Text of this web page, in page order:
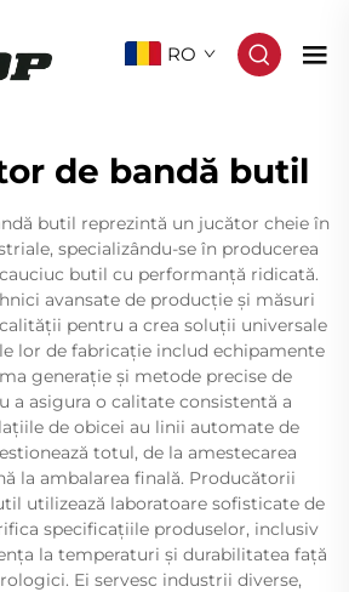
RO
de bandă butil
butil reprezintă un jucător cheie în
specializându-se în producerea
butil cu performanță ridicată.
avansate de producție și măsuri
pentru a crea soluții universale
lor de fabricație includ echipamente
generație și metode precise de
a asigura o calitate consistentă a
de obicei au linii automate de
totul, de la amestecarea
la ambalarea finală. Producătorii
utilizează laboratoare sofisticate de
specificațiile produselor, inclusiv
la temperaturi și durabilitatea față
Ei servesc industrii diverse,